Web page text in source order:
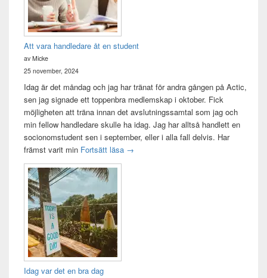
Att vara handledare åt en student
av Micke
25 november, 2024
Idag är det måndag och jag har tränat för andra gången på Actic,
sen jag signade ett toppenbra medlemskap i oktober. Fick
möjligheten att träna innan det avslutningssamtal som jag och
min fellow handledare skulle ha idag. Jag har alltså handlett en
socionomstudent sen i september, eller i alla fall delvis. Har
främst varit min Fortsätt läsa Att vara handledare åt en student
→
Idag var det en bra dag